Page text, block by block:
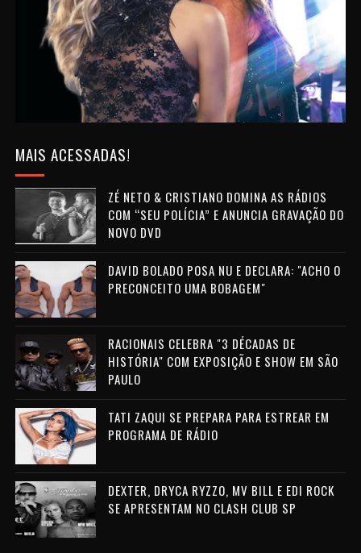
MAIS ACESSADAS!
ZÉ NETO & CRISTIANO DOMINA AS RÁDIOS
COM “SEU POLÍCIA” E ANUNCIA GRAVAÇÃO DO
NOVO DVD
DAVID BOLADO POSA NU E DECLARA: "ACHO O
PRECONCEITO UMA BOBAGEM"
RACIONAIS CELEBRA "3 DÉCADAS DE
HISTÓRIA" COM EXPOSIÇÃO E SHOW EM SÃO
PAULO
TATI ZAQUI SE PREPARA PARA ESTREAR EM
PROGRAMA DE RÁDIO
DEXTER, DRYCA RYZZO, MV BILL E EDI ROCK
SE APRESENTAM NO CLASH CLUB SP